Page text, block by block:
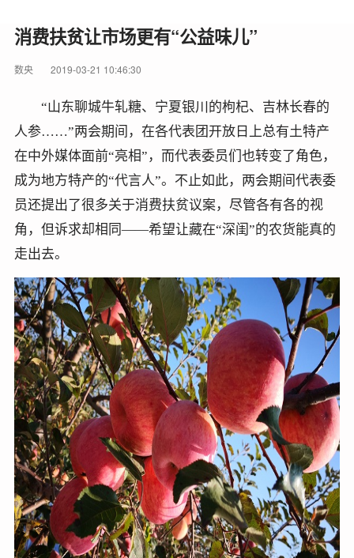
消费扶贫让市场更有“公益味儿”
数央 2019-03-21 10:46:30
“山东聊城牛轧糖、宁夏银川的枸杞、吉林长春的
人参……”两会期间，在各代表团开放日上总有土特产
在中外媒体面前“亮相”，而代表委员们也转变了角色，
成为地方特产的“代言人”。不止如此，两会期间代表委
员还提出了很多关于消费扶贫议案，尽管各有各的视
角，但诉求却相同——希望让藏在“深闺”的农货能真的
走出去。